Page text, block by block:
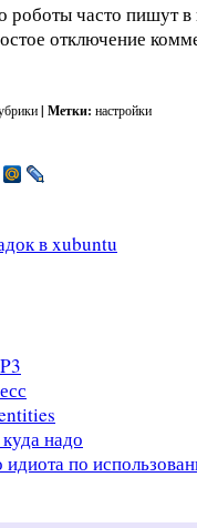
роботы часто пишут
отключение
| Метки: настройки
в xubuntu
надо
идиота по